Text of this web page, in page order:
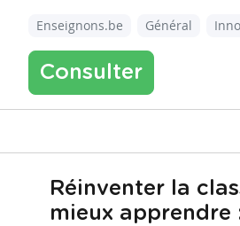
Enseignons.be Général
Consulter
Réinventer la
mieux apprendre